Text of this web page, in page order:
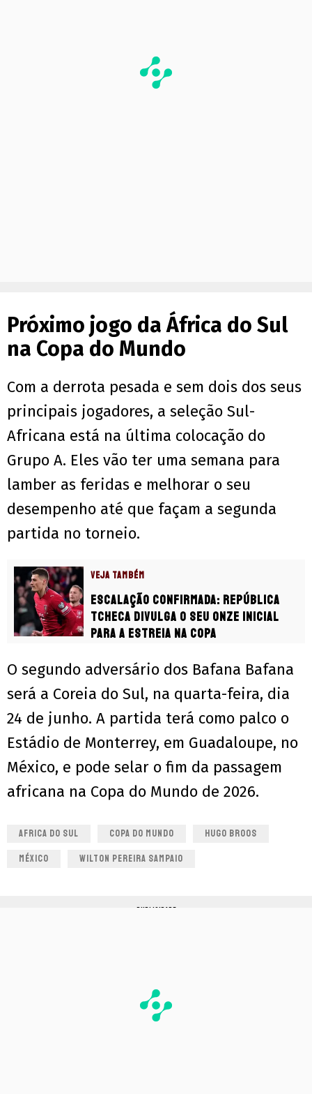
Próximo jogo da África do Sul
na Copa do Mundo
Com a derrota pesada e sem dois dos seus
principais jogadores, a seleção Sul-
Africana está na última colocação do
Grupo A. Eles vão ter uma semana para
lamber as feridas e melhorar o seu
desempenho até que façam a segunda
partida no torneio.
VEJA TAMBÉM
Escalação confirmada: República
Tcheca divulga o seu onze inicial
para a estreia na Copa
O segundo adversário dos Bafana Bafana
será a Coreia do Sul, na quarta-feira, dia
24 de junho. A partida terá como palco o
Estádio de Monterrey, em Guadaloupe, no
México, e pode selar o fim da passagem
africana na Copa do Mundo de 2026.
AFRICA DO SUL COPA DO MUNDO HUGO BROOS
MÉXICO WILTON PEREIRA SAMPAIO
PUBLICIDADE